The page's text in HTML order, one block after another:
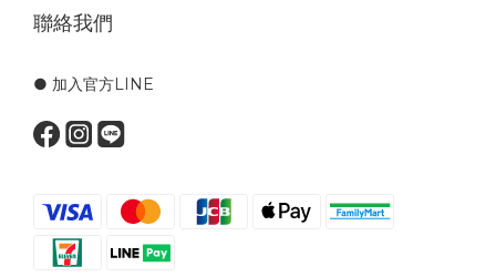
聯絡我們
● 加入官方LINE